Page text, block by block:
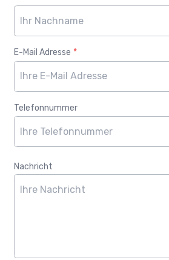
E-Mail Adresse *
Telefonnummer
Nachricht